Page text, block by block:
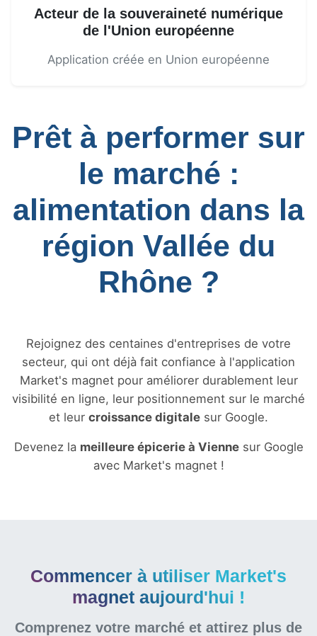
Acteur de la souveraineté numérique
de l'Union européenne
Application créée en Union européenne
Prêt à performer sur
le marché :
alimentation dans la
région Vallée du
Rhône ?
Rejoignez des centaines d'entreprises de votre
secteur, qui ont déjà fait confiance à l'application
Market's magnet pour améliorer durablement leur
visibilité en ligne, leur positionnement sur le marché
et leur croissance digitale sur Google.
Devenez la meilleure épicerie à Viennesur Google
avec Market's magnet !
Commencer à utiliser Market's
magnet aujourd'hui !
Comprenez votre marché et attirez plus de